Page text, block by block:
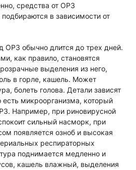
средства от ОРЗ
в зависимости от
ОРЗ обычно длится до трех дней.
как правило, становятся
выделения из него,
в горле, кашель. Может
болеть голова. Детали зависят
есть микроорганизма, который
Например, при риновирусной
сильный насморк, при
появляется озноб и высокая
респираторных
поднимается медленно и
кашель влажный, выделения